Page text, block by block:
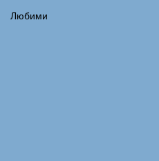
Любими